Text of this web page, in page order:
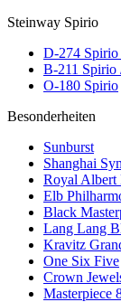
Steinway Spirio
D-274 Spirio
B-211 Spirio
O-180 Spirio
Besonderheiten
Sunburst
Shanghai
Royal
Elb
Black
Lang Lang
Kravitz
One Six Five
Crown
Masterpiece